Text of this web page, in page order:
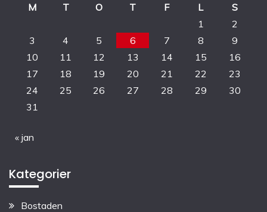
M
T O T F L
S
1
2
3
4 5 6 7 8
9
10
11 12 13 14 15
16
17
18 19 20 21 22
23
24
25 26 27 28 29
30
31
« jan
Kategorier
Bostaden